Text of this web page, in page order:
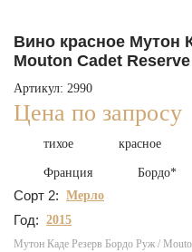
Вино красное Мутон
Mouton Cadet
Артикул: 2990
Цена по запросу
тихое красное
Франция Бордо*
Сорт 2: Мерло
Год: 2015
Мутон Каде Резерв Бордо Руж /